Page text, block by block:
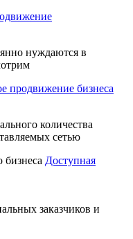
нуждаются в
продвижение бизнеса
количества
сетью
Доступная
заказчиков и